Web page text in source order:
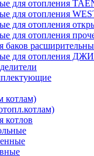
для отопления
для отопления
для отопления
для отопления
баков
для отопления
котлам)
котлов